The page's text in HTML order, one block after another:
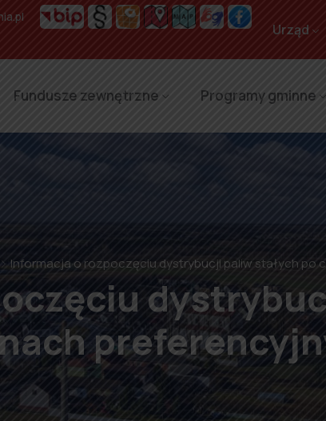
Urząd
Fundusze zewnętrzne Programy gminne
Informacja o rozpoczęciu dystrybucji paliw stałych po